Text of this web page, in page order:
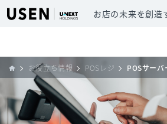
お店の未来を創造
お役立ち情報 POSレジ POSサー